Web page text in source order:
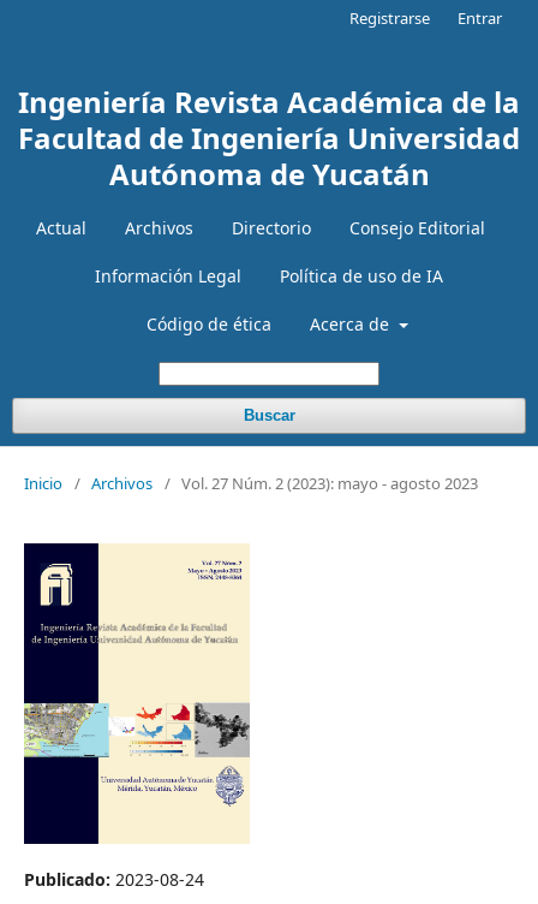
Ingeniería Revista Académica de la
Facultad de Ingeniería Universidad
Autónoma de Yucatán
Actual Archivos Directorio Consejo Editorial
Información Legal Política de uso de IA
Código de ética Acerca de
Buscar
Registrarse Entrar
Inicio / Archivos / Vol. 27 Núm. 2 (2023): mayo - agosto 2023
Publicado: 2023-08-24